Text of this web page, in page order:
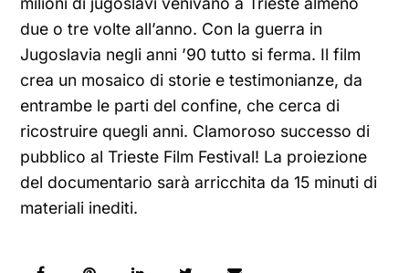
due o tre volte all’anno. Con la guerra in
Jugoslavia negli anni ’90 tutto si ferma. Il film
crea un mosaico di storie e testimonianze, da
entrambe le parti del confine, che cerca di
ricostruire quegli anni. Clamoroso successo di
pubblico al Trieste Film Festival! La proiezione
del documentario sarà arricchita da 15 minuti di
materiali inediti.